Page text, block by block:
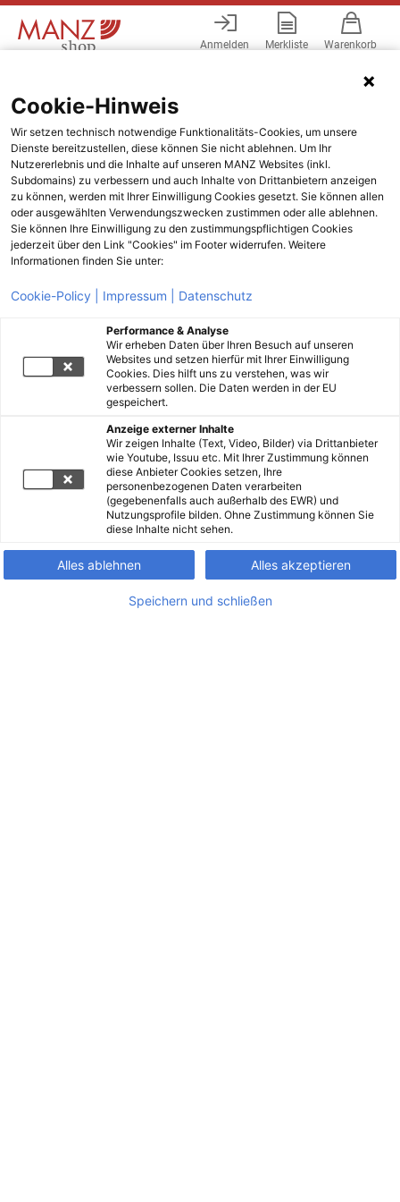
Anmelden Merkliste Warenkorb
Cookie-Hinweis
Wir setzen technisch notwendige Funktionalitäts-Cookies, um unsere
Dienste bereitzustellen, diese können Sie nicht ablehnen. Um Ihr
Nutzererlebnis und die Inhalte auf unseren MANZ Websites (inkl.
Subdomains) zu verbessern und auch Inhalte von Drittanbietern anzeigen
zu können, werden mit Ihrer Einwilligung Cookies gesetzt. Sie können allen
oder ausgewählten Verwendungszwecken zustimmen oder alle ablehnen.
Sie können Ihre Einwilligung zu den zustimmungspflichtigen Cookies
jederzeit über den Link "Cookies" im Footer widerrufen. Weitere
Informationen finden Sie unter:
Cookie-Policy | Impressum | Datenschutz
Performance & Analyse
Wir erheben Daten über Ihren Besuch auf unseren
Websites und setzen hierfür mit Ihrer Einwilligung
Cookies. Dies hilft uns zu verstehen, was wir
verbessern sollen. Die Daten werden in der EU
gespeichert.
Anzeige externer Inhalte
Wir zeigen Inhalte (Text, Video, Bilder) via Drittanbieter
wie Youtube, Issuu etc. Mit Ihrer Zustimmung können
diese Anbieter Cookies setzen, Ihre
personenbezogenen Daten verarbeiten
(gegebenenfalls auch außerhalb des EWR) und
Nutzungsprofile bilden. Ohne Zustimmung können Sie
diese Inhalte nicht sehen.
Alles ablehnen Alles akzeptieren
Speichern und schließen